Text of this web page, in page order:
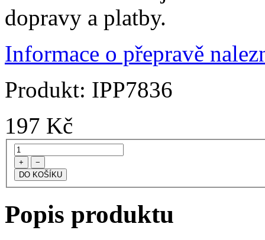
dopravy a platby.
Informace o přepravě
Produkt: IPP7836
197 Kč
+ −
Popis produktu